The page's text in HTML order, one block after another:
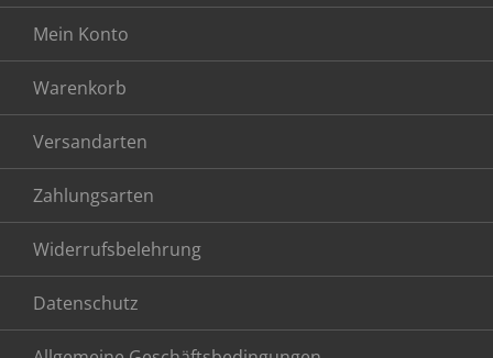
Mein Konto
Warenkorb
Versandarten
Zahlungsarten
Widerrufsbelehrung
Datenschutz